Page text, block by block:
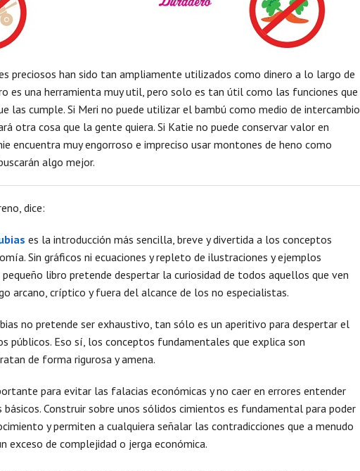
preciosos han sido tan ampliamente utilizados como dinero a lo largo de
es una herramienta muy util, pero solo es tan útil como las funciones que
las cumple. Si Meri no puede utilizar el bambú como medio de intercambio
otra cosa que la gente quiera. Si Katie no puede conservar valor en
encuentra muy engorroso e impreciso usar montones de heno como
algo mejor.
dice:
es la introducción más sencilla, breve y divertida a los conceptos
Sin gráficos ni ecuaciones y repleto de ilustraciones y ejemplos
libro pretende despertar la curiosidad de todos aquellos que ven
arcano, críptico y fuera del alcance de los no especialistas.
no pretende ser exhaustivo, tan sólo es un aperitivo para despertar el
públicos. Eso sí, los conceptos fundamentales que explica son
de forma rigurosa y amena.
para evitar las falacias económicas y no caer en errores entender
Construir sobre unos sólidos cimientos es fundamental para poder
y permiten a cualquiera señalar las contradicciones que a menudo
exceso de complejidad o jerga económica.